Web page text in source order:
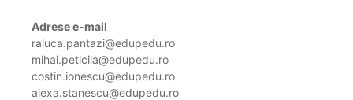
Adrese e-mail
raluca.pantazi@edupedu.ro
mihai.peticila@edupedu.ro
costin.ionescu@edupedu.ro
alexa.stanescu@edupedu.ro